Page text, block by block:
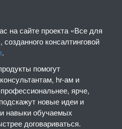
на сайте проекта «Все для
консалтинговой
.
помогут
hr-ам и
ярче,
новые идеи и
навыки обучаемых
договариваться.